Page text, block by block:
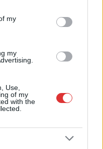
in below Google
my
my
Use,
of my
with the
tilos lesz „reptetni” – az
ott nincsenek ilyen
Tisza vezéralakja szerint a
, ,